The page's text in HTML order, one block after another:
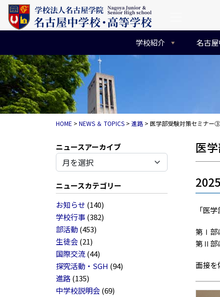
コンテンツへスキップ
メインナビゲーション
学校紹介 名古
HOME > NEWS ＆ TOPICS > 進路 > 医学部受験対策セミナー③
アーカイブ
ニュースカテゴリー
お知らせ (140)
学校行事(382)
部活動(453)
生徒会(21)
国際交流(44)
探究活動・SGH (94)
進路(135)
中学校説明会(69)
医
「医
第Ⅰ部
第Ⅱ部
面接を